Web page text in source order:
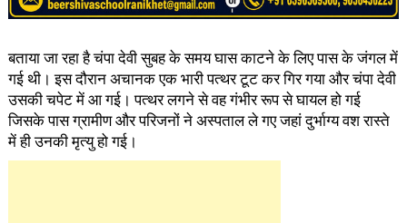
बताया जा रहा है चंपा देवी सुबह के समय घास काटने के लिए पास के जंगल में
गई थी। इस दौरान अचानक एक भारी पत्थर टूट कर गिर गया और चंपा देवी
उसकी चपेट में आ गई। पत्थर लगने से वह गंभीर रूप से घायल हो गई
जिसके पास ग्रामीण और परिजनों ने अस्पताल ले गए जहां दुर्भाग्य वश रास्ते
में ही उनकी मृत्यु हो गई।